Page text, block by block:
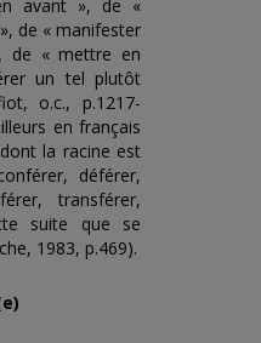
avant », de «
de « manifester
de « mettre en
un tel plutôt
o.c., p.1217-
en français
la racine est
déférer,
transférer,
suite que se
1983, p.469).